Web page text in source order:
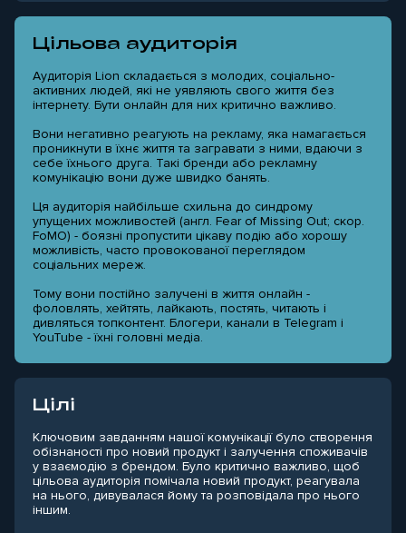
Цільова аудиторія
Аудиторія Lion складається з молодих, соціально-
активних людей, які не уявляють свого життя без
інтернету. Бути онлайн для них критично важливо.
Вони негативно реагують на рекламу, яка намагається
проникнути в їхнє життя та загравати з ними, вдаючи з
себе їхнього друга. Такі бренди або рекламну
комунікацію вони дуже швидко банять.
Ця аудиторія найбільше схильна до синдрому
упущених можливостей (англ. Fear of Missing Out; скор.
FoMO) - боязні пропустити цікаву подію або хорошу
можливість, часто провокованої переглядом
соціальних мереж.
Тому вони постійно залучені в життя онлайн -
фоловлять, хейтять, лайкають, постять, читають і
дивляться топконтент. Блогери, канали в Telegram і
YouTube - їхні головні медіа.
Цілі
Ключовим завданням нашої комунікації було створення
обізнаності про новий продукт і залучення споживачів
у взаємодію з брендом. Було критично важливо, щоб
цільова аудиторія помічала новий продукт, реагувала
на нього, дивувалася йому та розповідала про нього
іншим.